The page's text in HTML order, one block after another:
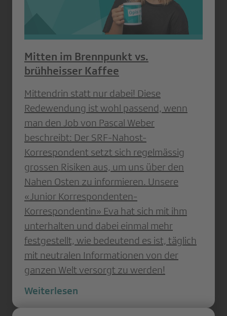
Mitten im Brennpunkt vs.
brühheisser Kaffee
Mittendrin statt nur dabei! Diese
Redewendung ist wohl passend, wenn
man den Job von Pascal Weber
beschreibt: Der SRF-Nahost-
Korrespondent setzt sich regelmässig
grossen Risiken aus, um uns über den
Nahen Osten zu informieren. Unsere
«Junior Korrespondenten-
Korrespondentin» Eva hat sich mit ihm
unterhalten und dabei einmal mehr
festgestellt, wie bedeutend es ist, täglich
mit neutralen Informationen von der
ganzen Welt versorgt zu werden!
Weiterlesen